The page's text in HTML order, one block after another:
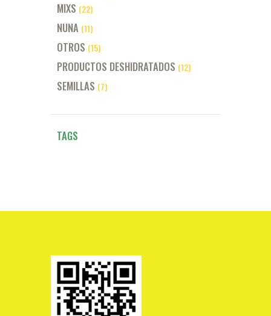
MIXS (22)
NUNA (11)
OTROS (15)
PRODUCTOS DESHIDRATADOS (12)
SEMILLAS (7)
TAGS